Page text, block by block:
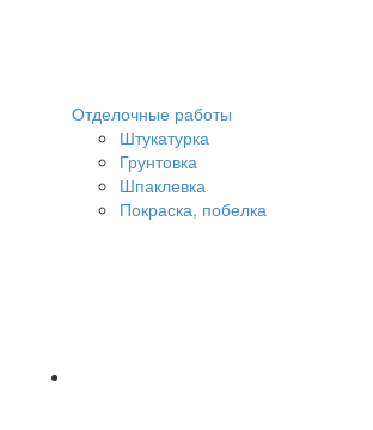
Отделочные работы
Штукатурка
Грунтовка
Шпаклевка
Покраска, побелка